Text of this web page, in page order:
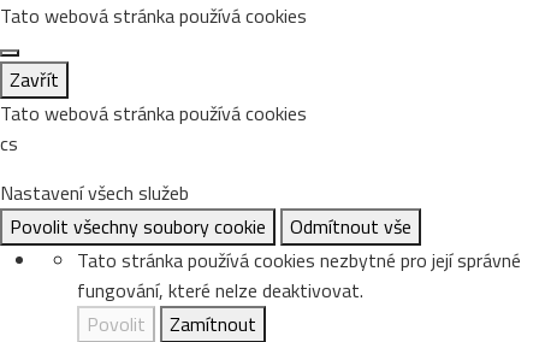
Tato webová stránka používá cookies
Zavřít
Tato webová stránka používá cookies
cs
Nastavení všech služeb
Povolit všechny soubory cookie
Odmítnout vše
Tato stránka používá cookies nezbytné pro její správné
fungování, které nelze deaktivovat.
Povolit
Zamítnout